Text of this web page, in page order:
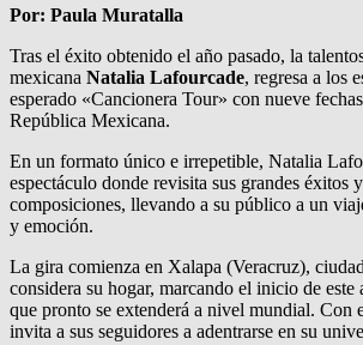
Por: Paula Muratalla
Tras el éxito obtenido el año pasado, la
mexicana Natalia Lafourcade, regresa a los
esperado «Cancionera Tour» con nueve
República Mexicana.
En un formato único e irrepetible, Natalia
espectáculo donde revisita sus grandes éxitos
composiciones, llevando a su público a un
y emoción.
La gira comienza en Xalapa (Veracruz),
considera su hogar, marcando el inicio de
que pronto se extenderá a nivel mundial. Con
invita a sus seguidores a adentrarse en su